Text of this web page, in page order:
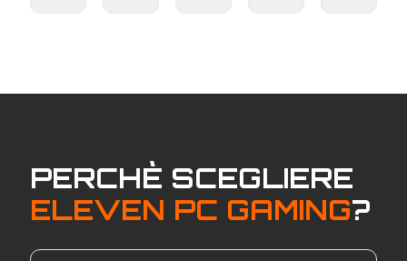
PERCHÈ SCEGLIERE
ELEVEN PC GAMING?